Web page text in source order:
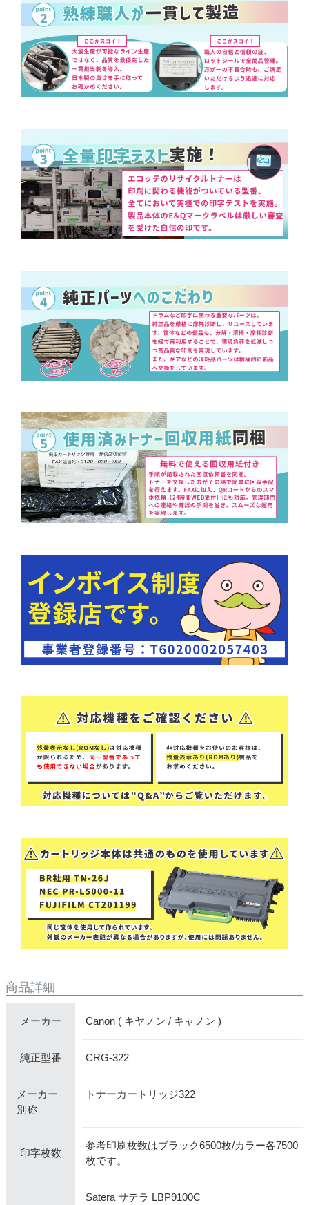
商品詳細
メーカー Canon ( キヤノン / キャノン )
純正型番 CRG-322
メーカー
別称
トナーカートリッジ322
印字枚数
参考印刷枚数はブラック6500枚/カラー各7500
枚です。
Satera サテラ LBP9100C